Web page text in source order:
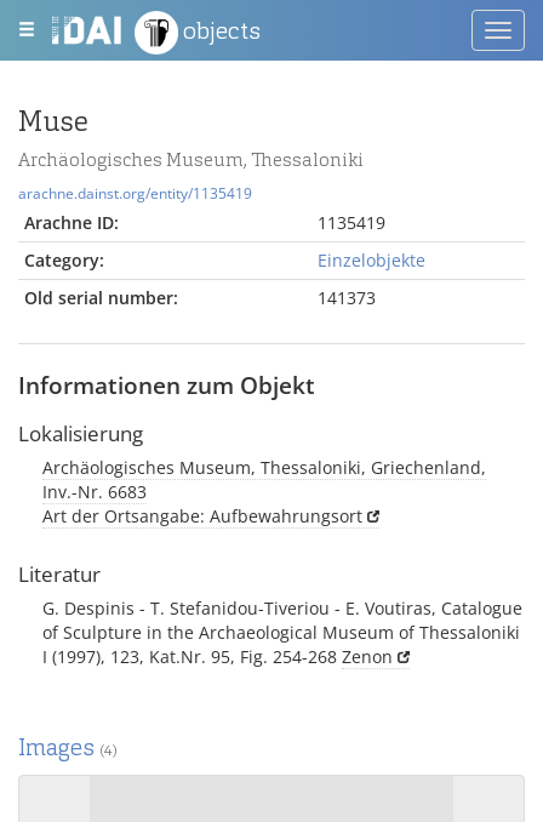
objects
Muse
Archäologisches Museum, Thessaloniki
arachne.dainst.org/entity/1135419
Arachne ID:
1135419
Category:
Einzelobjekte
Old serial number:
141373
Informationen zum Objekt
Lokalisierung
Archäologisches Museum, Thessaloniki, Griechenland,
Inv.-Nr. 6683
Art der Ortsangabe: Aufbewahrungsort
Literatur
G. Despinis - T. Stefanidou-Tiveriou - E. Voutiras, Catalogue
of Sculpture in the Archaeological Museum of Thessaloniki
I (1997), 123, Kat.Nr. 95, Fig. 254-268 Zenon
Images (4)